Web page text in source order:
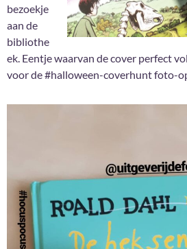
bezoekje
aan de
bibliothe
ek. Eentje waarvan de cover perfect
voor de #halloween-coverhunt foto-